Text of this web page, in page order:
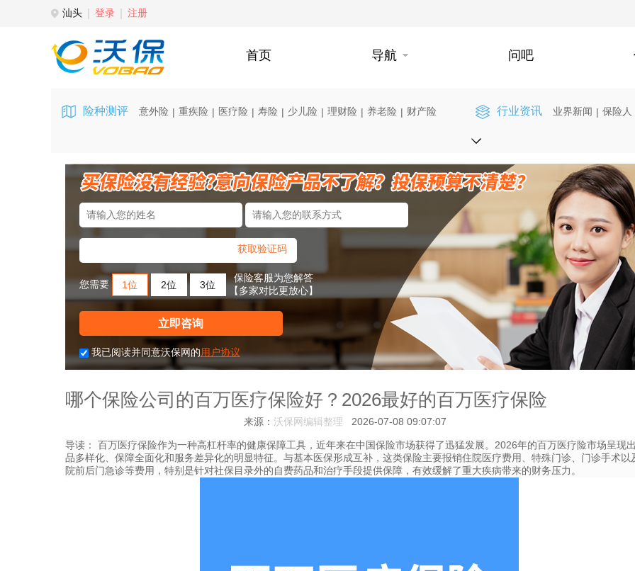
汕头 登录 注册
首页 导航 问吧
险种测评 意外险 | 重疾险 | 医疗险 | 寿险 | 少儿险 | 理财险 | 养老险 | 财产险 行业资讯 业界新闻 | 保险人
获取验证码
您需要 1位 2位 3位
保险客服为您解答
【多家对比更放心】
立即咨询
我已阅读并同意沃保网的用户协议
哪个保险公司的百万医疗保险好？2026最好的百万医疗保险
来源： 沃保网编辑整理 2026-07-08 09:07:07
导读：
百万医疗保险作为一种高杠杆率的健康保障工具，近年来在中国保险市场获得了迅猛发展。2026年的百万医疗险市场呈现
品多样化、保障全面化和服务差异化的明显特征。与基本医保形成互补，这类保险主要报销住院医疗费用、特殊门诊、门诊手术以
院前后门急诊等费用，特别是针对社保目录外的自费药品和治疗手段提供保障，有效缓解了重大疾病带来的财务压力。